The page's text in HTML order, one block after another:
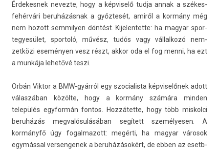
Érdekes­nek nevez­te, hogy a kép­viselő tudja annak a székes­
fehér­vári beruházásnak a győztesét, amiről a kormány még
nem hozott sem­mily­en döntést. Kijelen­tette: ha magyar spor­
tegyesület, spor­toló, művész, tudós vagy vál­lalkozó nem­
zetközi eseményen vesz részt, akkor oda el fog menni, ha ezt
a munkája lehetővé teszi.
Orbán Vik­tor a BMW-gyárról egy szocialis­ta kép­viselőnek adott
válaszában közölte, hogy a kormány számára mind­en
település egyfor­mán fon­tos. Hozzátette, hogy több mis­kol­ci
beruházás meg­valósulásában segített személyes­en. A
kormányfő úgy fogal­mazott: megérti, ha magyar városok
egymással ver­sengenek a beruházásokért, de ebben az esetb­